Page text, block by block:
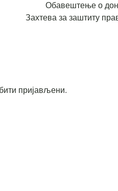
Обавештење о
Захтева за заштиту
бити пријављени.